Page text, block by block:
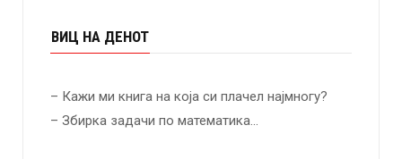
ВИЦ НА ДЕНОТ
– Кажи ми книга на која си плачел најмногу?
– Збирка задачи по математика…